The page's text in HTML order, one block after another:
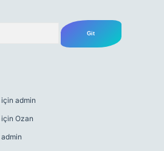
için admin
için Ozan
admin